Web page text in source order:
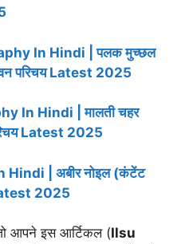
In Hindi | पलक मुच्छल
परिचय Latest 2025
In Hindi | मालती चहर
Latest 2025
| अबीर नोइल (कंटेंट
2025
आपने इस आर्टिकल (Ilsu